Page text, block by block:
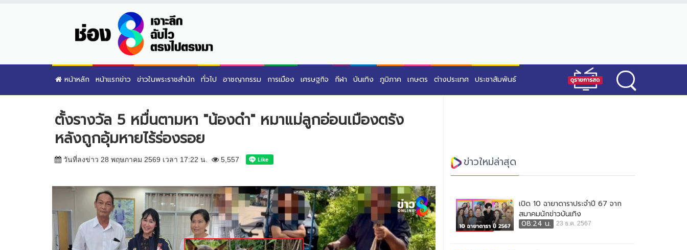
หน้าหลัก หน้าแรกข่าว ข่าวในพระราชสำนัก ทั่วไป อาชญากรรม การเมือง เศรษฐกิจ กีฬา บันเทิง ภูมิภาค เกษตร ต่างประเทศ ประชาสัมพันธ์
ตั้งรางวัล 5 หมื่นตามหา "น้องดำ" หมาแม่ลูกอ่อนเมืองตรัง
หลังถูกอุ้มหายไร้ร่องรอย
วันที่ลงข่าว 28 พฤษภาคม 2569 เวลา 17:22 น. 5,557 ข่าวใหม่ล่าสุด
เปิด 10 ฉายาดาราประจำปี 67 จาก
สมาคมนักข่าวบันเทิง
08:24 น.
23 ธ.ค. 2567